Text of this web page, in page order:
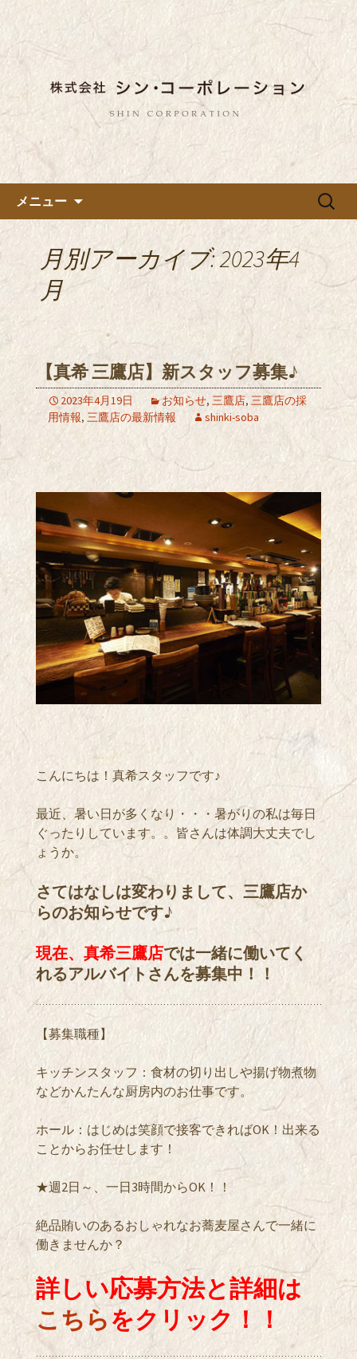
都内に5店舗展開している蕎麦
のお店「真希（しんき）」を運
営する「株式会社シン・コーポ
レーション」のブログ
東京都内に5店舗ある美味しい蕎麦のお
店「真希（しんき）」と運営の「株式
会社シン・コーポレーション」の新着
情報はこちら。店舗によって24時間営
業、宴会なども承っております。季節
のメニューも豊富にご用意。
メニュー
検
月別アーカイブ: 2023年4
月
【真希 三鷹店】新スタッフ募集♪
2023年4月19日 お知らせ, 三鷹店, 三鷹店の採
用情報, 三鷹店の最新情報 shinki-soba
こんにちは！真希スタッフです♪
最近、暑い日が多くなり・・・暑がりの私は毎日
ぐったりしています。。皆さんは体調大丈夫でし
ょうか。
さてはなしは変わりまして、三鷹店か
らのお知らせです♪
現在、真希三鷹店では一緒に働いてく
れるアルバイトさんを募集中！！
【募集職種】
キッチンスタッフ：食材の切り出しや揚げ物煮物
などかんたんな厨房内のお仕事です。
ホール：はじめは笑顔で接客できればOK！出来る
ことからお任せします！
★週2日～、一日3時間からOK！！
絶品賄いのあるおしゃれなお蕎麦屋さんで一緒に
働きませんか？
詳しい応募方法と詳細は
こちらをクリック！！